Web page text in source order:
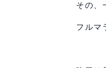
その、
フルマ